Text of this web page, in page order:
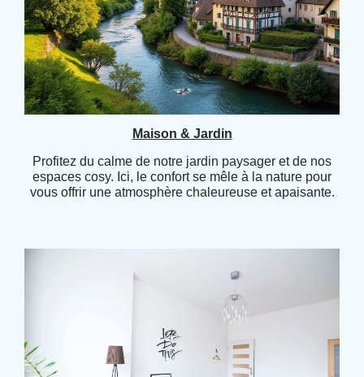
Maison & Jardin
Profitez du calme de notre jardin paysager et de nos
espaces cosy. Ici, le confort se mêle à la nature pour
vous offrir une atmosphère chaleureuse et apaisante.